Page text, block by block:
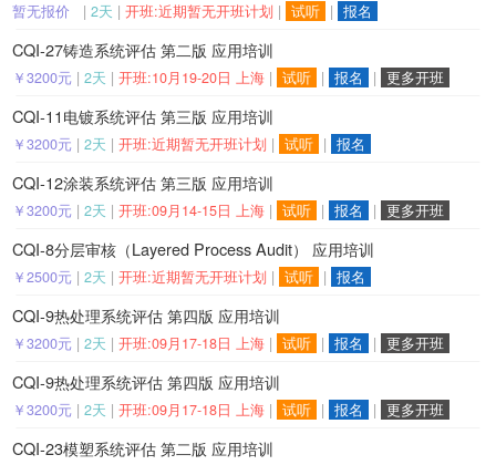
暂无报价 | 2天 | 开班:近期暂无开班计划 | 试听 | 报名
CQI-27铸造系统评估 第二版 应用培训
￥3200元 | 2天 | 开班:10月19-20日 上海 | 试听 | 报名 | 更多开班
CQI-11电镀系统评估 第三版 应用培训
￥3200元 | 2天 | 开班:近期暂无开班计划 | 试听 | 报名
CQI-12涂装系统评估 第三版 应用培训
￥3200元 | 2天 | 开班:09月14-15日 上海 | 试听 | 报名 | 更多开班
CQI-8分层审核（Layered Process Audit） 应用培训
￥2500元 | 2天 | 开班:近期暂无开班计划 | 试听 | 报名
CQI-9热处理系统评估 第四版 应用培训
￥3200元 | 2天 | 开班:09月17-18日 上海 | 试听 | 报名 | 更多开班
CQI-9热处理系统评估 第四版 应用培训
￥3200元 | 2天 | 开班:09月17-18日 上海 | 试听 | 报名 | 更多开班
CQI-23模塑系统评估 第二版 应用培训